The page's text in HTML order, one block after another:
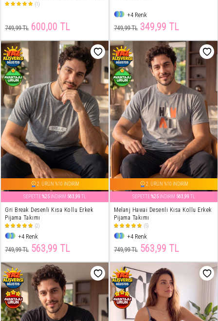
(1)
749,99 TL 600,00 TL
+4 Renk
749,99 TL 349,99 TL
2. ÜRÜN %10 İNDİRİM
SEPETTE%25 İNDİRİM 563,99 TL
Gri Break Desenli Kısa Kollu Erkek
Pijama Takımı
(2)
+4 Renk
749,99 TL 563,99 TL
2. ÜRÜN %10 İNDİRİM
SEPETTE%25 İNDİRİM 563,99 TL
Melanj Hawai Desenli Kısa Kollu Erkek
Pijama Takımı
(5)
+4 Renk
749,99 TL 563,99 TL